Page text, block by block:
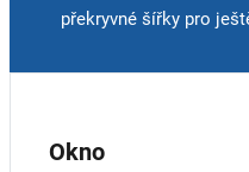
překryvné šířky pro
Okno